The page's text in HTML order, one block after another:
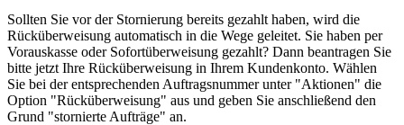
Sollten Sie vor der Stornierung bereits gezahlt haben, wird die
Rücküberweisung automatisch in die Wege geleitet. Sie haben per
Vorauskasse oder Sofortüberweisung gezahlt? Dann beantragen Sie
bitte jetzt Ihre Rücküberweisung in Ihrem Kundenkonto. Wählen
Sie bei der entsprechenden Auftragsnummer unter "Aktionen" die
Option "Rücküberweisung" aus und geben Sie anschließend den
Grund "stornierte Aufträge" an.